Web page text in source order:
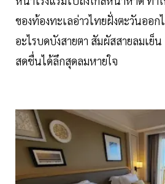
ของท้องทะเลอ่าวไทยฝั่งตะวันออก
อะไรบดบังสายตา สัมผัสสายลมเ
สดชื่นได้ลึกสุดลมหายใจ